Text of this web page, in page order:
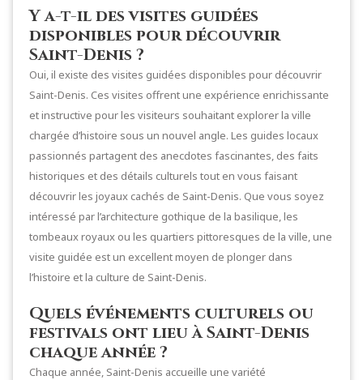
Y a-t-il des visites guidées
disponibles pour découvrir
Saint-Denis ?
Oui, il existe des visites guidées disponibles pour découvrir
Saint-Denis. Ces visites offrent une expérience enrichissante
et instructive pour les visiteurs souhaitant explorer la ville
chargée d’histoire sous un nouvel angle. Les guides locaux
passionnés partagent des anecdotes fascinantes, des faits
historiques et des détails culturels tout en vous faisant
découvrir les joyaux cachés de Saint-Denis. Que vous soyez
intéressé par l’architecture gothique de la basilique, les
tombeaux royaux ou les quartiers pittoresques de la ville, une
visite guidée est un excellent moyen de plonger dans
l’histoire et la culture de Saint-Denis.
Quels événements culturels ou
festivals ont lieu à Saint-Denis
chaque année ?
Chaque année, Saint-Denis accueille une variété